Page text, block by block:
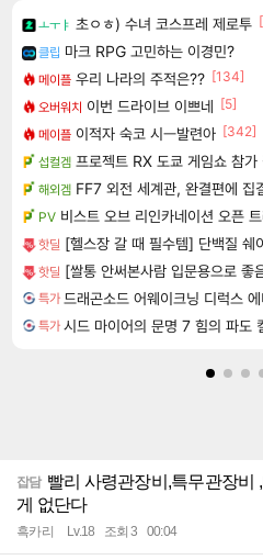
ㅗㅜㅑ 초ㅇㅎ) 수녀 코스프레 제로투
클립 마크 RPG 고민하는 이경민?
메이플 우리 나라의 주적은?? [134]
오버워치 이번 드라이브 이쁘네 [5]
메이플 이적자 숙코 시ㅡ발련아 [342]
섭컬겜 프로젝트 RX 도쿄 게임쇼 참가
해외겜 FF7 외전 세계관, 완결편에 집
PV 비스트 오브 리인카네이션 오픈
핫딜 [헬스장 갈 때 필수템] 단백질
핫딜 [쌀통 안써본사람 입문용으로
특가
특가
잡담 빨리 사령관장비,특무관장비
게 없단다
흑카리 Lv.18 조회 3 00:04